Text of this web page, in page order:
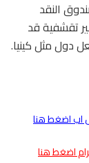
النقد
تقشفية قد
دول مثل كينيا.
اب اضغط هنا
اضغط هنا